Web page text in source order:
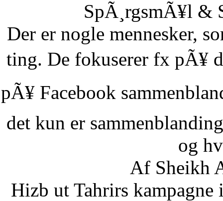
SpÃ¸rgsmÃ¥l &
Der er nogle mennesker,
ting. De fokuserer fx pÃ¥
pÃ¥ Facebook
det kun er
og
Af Sheikh
Hizb ut Tahrirs